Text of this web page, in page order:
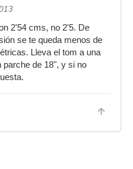
2'54 cms, no 2'5. De
se te queda menos de
Lleva el tom a una
parche de 18", y si no